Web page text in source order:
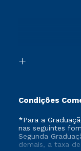
Formação
Condições
*Para a
nas seguintes
Segunda
demais, a taxa